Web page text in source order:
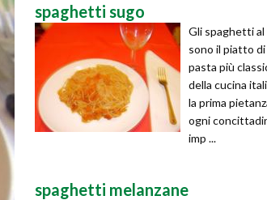
spaghetti sugo
Gli spaghetti al
sono il piatto di
pasta più
della cucina
la prima
ogni
imp ...
spaghetti melanzane